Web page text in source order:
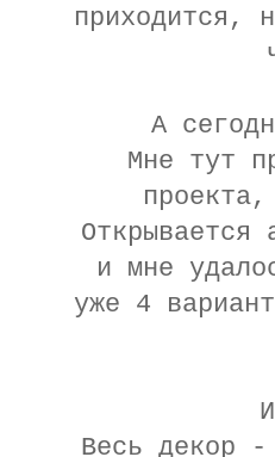
приходится,
А
Мне тут
Открывается
и мне
уже 4
Весь декор -